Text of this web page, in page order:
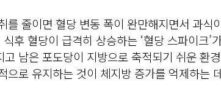
를 줄이면 혈당 변동 폭이 완만해지면서 과식
후 혈당이 급격히 상승하는 ‘혈당 스파이크’
고 남은 포도당이 지방으로 축적되기 쉬운 환
으로 유지하는 것이 체지방 증가를 억제하는